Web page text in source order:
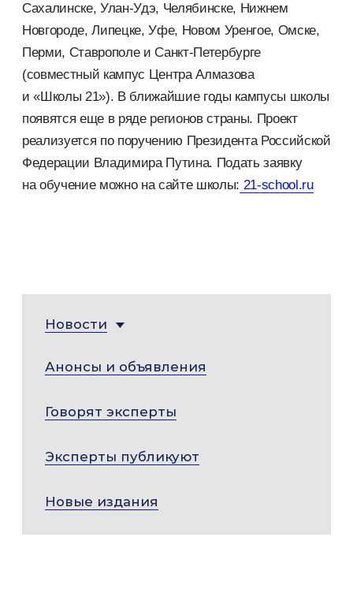
Сахалинске, Улан-Удэ, Челябинске, Нижнем
Новгороде, Липецке, Уфе, Новом Уренгое, Омске,
Перми, Ставрополе и Санкт-Петербурге
(совместный кампус Центра Алмазова
и «Школы 21»). В ближайшие годы кампусы школы
появятся еще в ряде регионов страны. Проект
реализуется по поручению Президента Российской
Федерации Владимира Путина. Подать заявку
на обучение можно на сайте школы: 21-school.ru
Новости
Анонсы и объявления
Говорят эксперты
Эксперты публикуют
Новые издания